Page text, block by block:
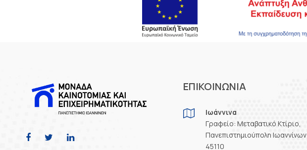
ΕΠΙΚΟΙΝΩΝΊΑ
Ιωάννινα
Γραφείο: Μεταβατικό Κτίριο,
Πανεπιστημιούπολη Ιωαννίνων
45110